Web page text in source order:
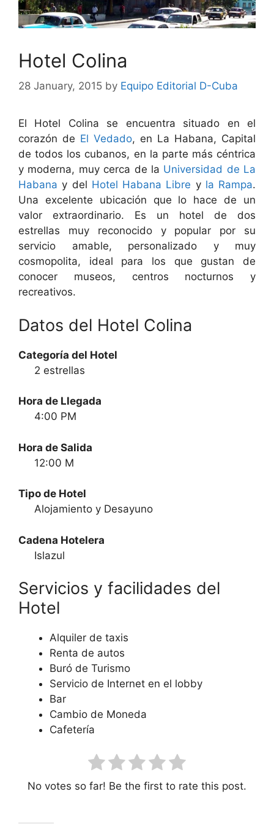
Hotel Colina
28 January, 2015 by Equipo Editorial D-Cuba
El Hotel Colina se encuentra situado en el
corazón de El Vedado, en La Habana, Capital
de todos los cubanos, en la parte más céntrica
y moderna, muy cerca de la Universidad de La
Habanay del Hotel Habana Libre y la Rampa.
Una excelente ubicación que lo hace de un
valor extraordinario. Es un hotel de dos
estrellas muy reconocido y popular por su
servicio amable, personalizado y muy
cosmopolita, ideal para los que gustan de
conocer museos, centros nocturnos y
recreativos.
Datos del Hotel Colina
Categoría del Hotel
2 estrellas
Hora de Llegada
4:00 PM
Hora de Salida
12:00 M
Tipo de Hotel
Alojamiento y Desayuno
Cadena Hotelera
Islazul
Servicios y facilidades del
Hotel
Alquiler de taxis
Renta de autos
Buró de Turismo
Servicio de Internet en el lobby
Bar
Cambio de Moneda
Cafetería
No votes so far! Be the first to rate this post.